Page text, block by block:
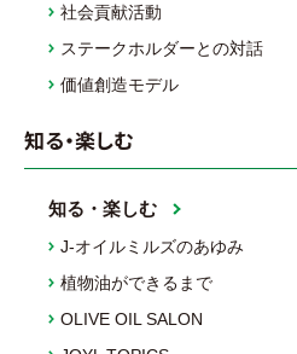
社会貢献活動
ステークホルダーとの対話
価値創造モデル
知る・楽しむ
知る・楽しむ
J-オイルミルズのあゆみ
植物油ができるまで
OLIVE OIL SALON